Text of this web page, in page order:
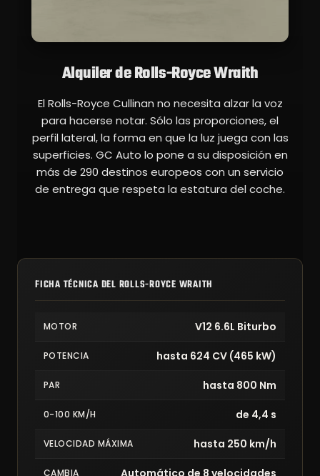
Alquiler de Rolls-Royce Wraith
El Rolls-Royce Cullinan no necesita alzar la voz
para hacerse notar. Sólo las proporciones, el
perfil lateral, la forma en que la luz juega con las
superficies. GC Auto lo pone a su disposición en
más de 290 destinos europeos con un servicio
de entrega que respeta la estatura del coche.
FICHA TÉCNICA DEL ROLLS-ROYCE WRAITH
MOTOR V12 6.6L Biturbo
POTENCIA hasta 624 CV (465 kW)
PAR hasta 800 Nm
0-100 KM/H de 4,4 s
VELOCIDAD MÁXIMA hasta 250 km/h
CAMBIA